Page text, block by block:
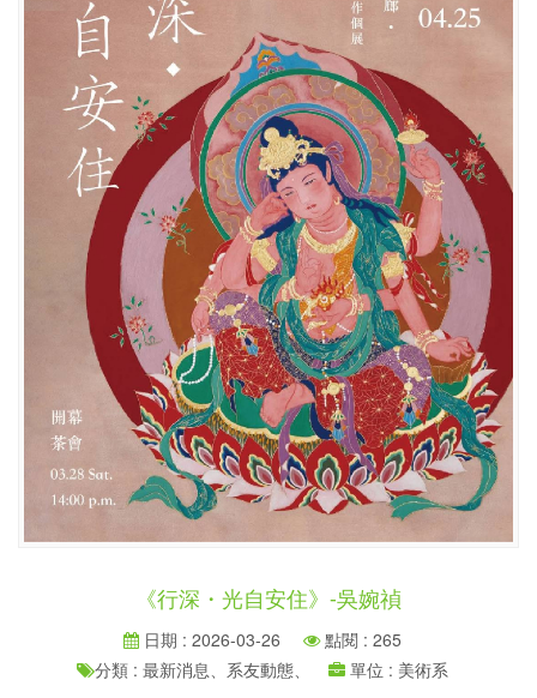
《行深・光自安住》-吳婉禎
日期 : 2026-03-26
點閱 : 265
分類 : 最新消息、系友動態、
單位 : 美術系